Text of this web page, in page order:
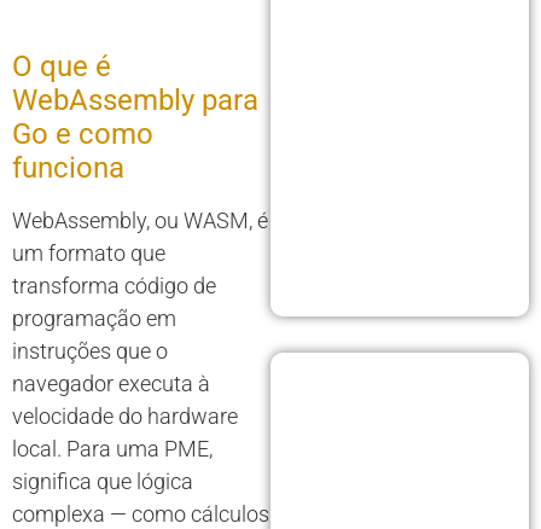
O que é
WebAssembly para
Go e como
funciona
WebAssembly, ou WASM, é
um formato que
transforma código de
programação em
instruções que o
navegador executa à
velocidade do hardware
local. Para uma PME,
significa que lógica
complexa — como cálculos